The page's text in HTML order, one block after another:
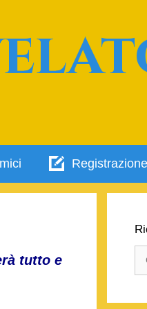
Registrazione
tutto e